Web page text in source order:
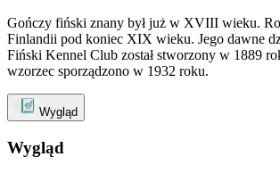
Gończy fiński znany był już w XVIII wieku.
Finlandii pod koniec XIX wieku. Jego dawne
Fiński Kennel Club został stworzony w 1889
wzorzec sporządzono w 1932 roku.
Wygląd
Wygląd